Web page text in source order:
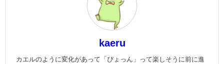
kaeru
カエルのように変化があって「ぴょっん」って楽しそうに前に進